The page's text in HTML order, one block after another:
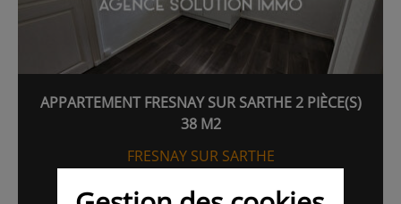
APPARTEMENT FRESNAY SUR SARTHE 2 PIÈCE(S)
38 M2
FRESNAY SUR SARTHE